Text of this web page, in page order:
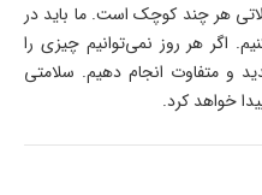
هر چند کوچک است. ما باید در
اگر هر روز نمی‌توانیم چیزی را
و متفاوت انجام دهیم. سلامتی
خواهد کرد.